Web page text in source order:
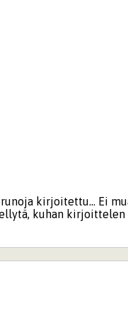
kirjoitettu... Ei
kuhan kirjoittelen